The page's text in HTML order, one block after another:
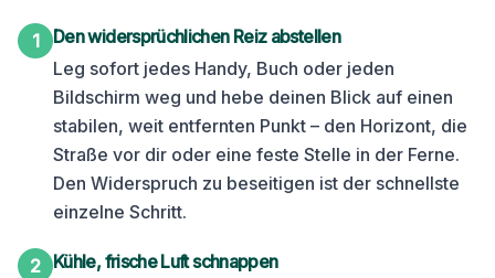
1
Den widersprüchlichen Reiz abstellen
Leg sofort jedes Handy, Buch oder jeden
Bildschirm weg und hebe deinen Blick auf einen
stabilen, weit entfernten Punkt – den Horizont, die
Straße vor dir oder eine feste Stelle in der Ferne.
Den Widerspruch zu beseitigen ist der schnellste
einzelne Schritt.
2 Kühle, frische Luft schnappen